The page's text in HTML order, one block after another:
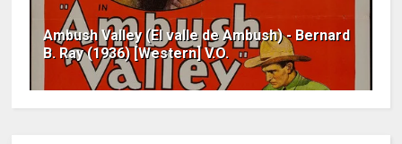
Ambush Valley (El valle de Ambush) - Bernard
B. Ray (1936) [Western] V.O.